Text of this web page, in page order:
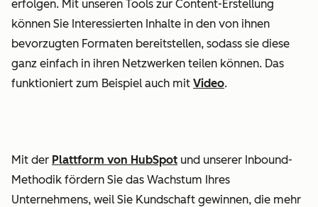
erfolgen. Mit unseren Tools zur Content-Erstellung
können Sie Interessierten Inhalte in den von ihnen
bevorzugten Formaten bereitstellen, sodass sie diese
ganz einfach in ihren Netzwerken teilen können. Das
funktioniert zum Beispiel auch mit Video.
Mit der Plattform von HubSpot und unserer Inbound-
Methodik fördern Sie das Wachstum Ihres
Unternehmens, weil Sie Kundschaft gewinnen, die mehr